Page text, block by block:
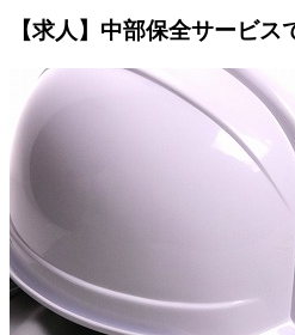
【求人】中部保全サービ